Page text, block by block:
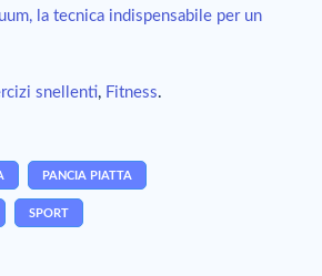
la tecnica indispensabile per un
snellenti, Fitness.
PANCIA PIATTA
SPORT